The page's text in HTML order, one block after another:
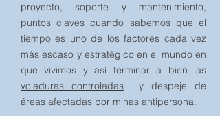
proyecto, soporte y mantenimiento,
puntos claves cuando sabemos que el
tiempo es uno de los factores cada vez
más escaso y estratégico en el mundo en
que vivimos y así terminar a bien las
voladuras controladas y despeje de
áreas afectadas por minas antipersona.